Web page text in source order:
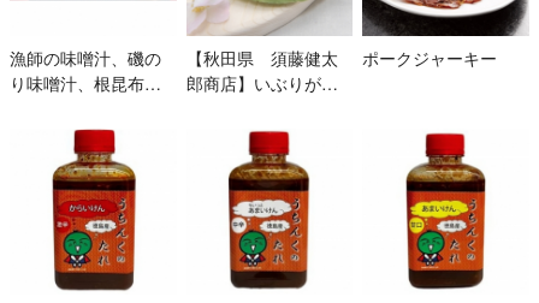
漁師の味噌汁、磯の
り味噌汁、根昆布味
【秋田県 須藤健太
郎商店】いぶりがっ
ポークジャーキー